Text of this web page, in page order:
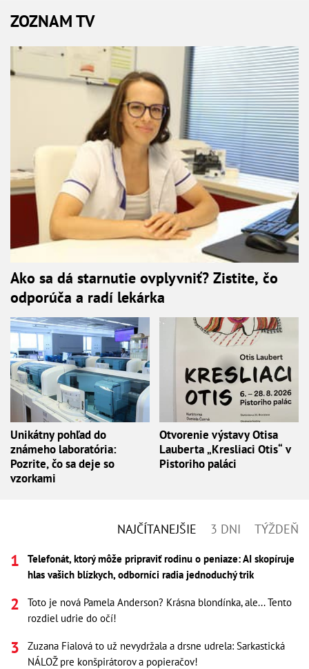
ZOZNAM TV
Ako sa dá starnutie ovplyvniť? Zistite, čo
odporúča a radí lekárka
Unikátny pohľad do
známeho laboratória:
Pozrite, čo sa deje so
vzorkami
Otvorenie výstavy Otisa
Lauberta „Kresliaci Otis“ v
Pistoriho paláci
NAJČÍTANEJŠIE 3 DNI TÝŽDEŇ
Telefonát, ktorý môže pripraviť rodinu o peniaze: AI skopíruje
hlas vašich blízkych, odborníci radia jednoduchý trik
Toto je nová Pamela Anderson? Krásna blondínka, ale... Tento
rozdiel udrie do očí!
Zuzana Fialová to už nevydržala a drsne udrela: Sarkastická
NÁLOŽ pre konšpirátorov a popieračov!